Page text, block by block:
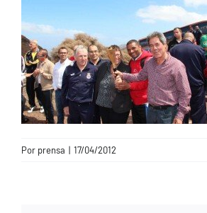
CONTACTO
Por prensa | 17/04/2012